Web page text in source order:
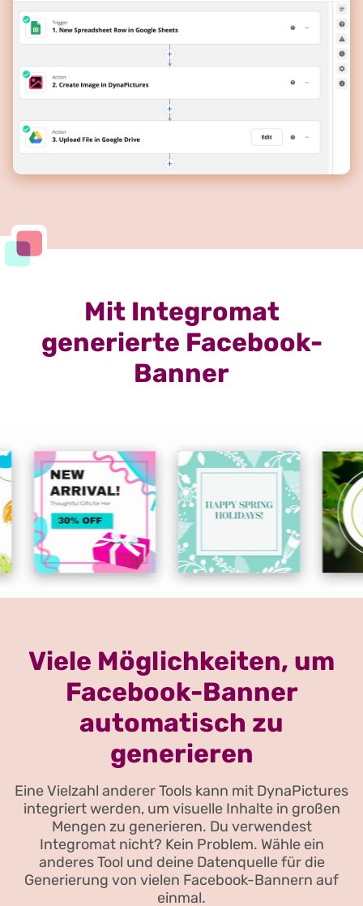
Mit Integromat
generierte Facebook-
Banner
Viele Möglichkeiten, um
Facebook-Banner
automatisch zu
generieren
Eine Vielzahl anderer Tools kann mit DynaPictures
integriert werden, um visuelle Inhalte in großen
Mengen zu generieren. Du verwendest
Integromat nicht? Kein Problem. Wähle ein
anderes Tool und deine Datenquelle für die
Generierung von vielen Facebook-Bannern auf
einmal.